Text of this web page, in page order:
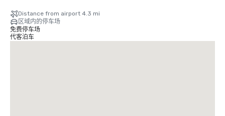
Distance from airport 4.3 mi
区域内的停车场
免费停车场
代客泊车